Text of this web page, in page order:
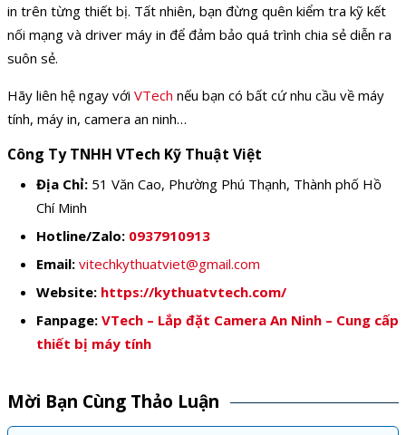
in trên từng thiết bị. Tất nhiên, bạn đừng quên kiểm tra kỹ kết
nối mạng và driver máy in để đảm bảo quá trình chia sẻ diễn ra
suôn sẻ.
Hãy liên hệ ngay với VTech nếu bạn có bất cứ nhu cầu về máy
tính, máy in, camera an ninh…
Công Ty TNHH VTech Kỹ Thuật Việt
Địa Chỉ: 51 Văn Cao, Phường Phú Thạnh, Thành phố Hồ
Chí Minh
Hotline/Zalo: 0937910913
Email: vitechkythuatviet@gmail.com
Website: https://kythuatvtech.com/
Fanpage: VTech – Lắp đặt Camera An Ninh – Cung cấp
thiết bị máy tính
Mời Bạn Cùng Thảo Luận